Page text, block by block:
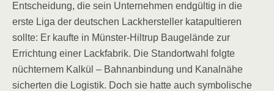
Entscheidung, die sein Unternehmen endgültig in die
erste Liga der deutschen Lackhersteller katapultieren
sollte: Er kaufte in Münster-Hiltrup Baugelände zur
Errichtung einer Lackfabrik. Die Standortwahl folgte
nüchternem Kalkül – Bahnanbindung und Kanalnähe
sicherten die Logistik. Doch sie hatte auch symbolische